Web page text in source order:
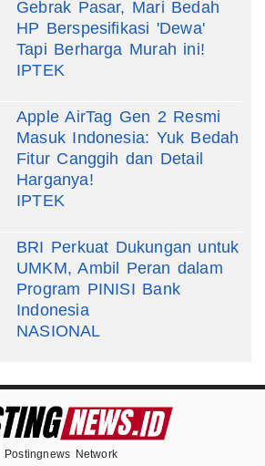
Gebrak Pasar, Mari Bedah
HP Berspesifikasi 'Dewa'
Tapi Berharga Murah ini!
IPTEK
Apple AirTag Gen 2 Resmi
Masuk Indonesia: Yuk Bedah
Fitur Canggih dan Detail
Harganya!
IPTEK
BRI Perkuat Dukungan untuk
UMKM, Ambil Peran dalam
Program PINISI Bank
Indonesia
NASIONAL
Postingnews Network